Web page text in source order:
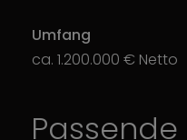
Umfang
ca. 1.200.000 € Netto
Passende